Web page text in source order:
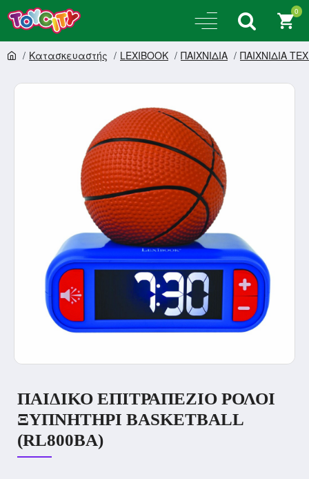
0
Κατασκευαστής LEXIBOOK ΠΑΙΧΝΙΔΙΑ ΠΑΙΧΝΙΔΙΑ
ΠΑΙΔΙΚΟ ΕΠΙΤΡΑΠΕΖΙΟ ΡΟΛΟΙ
ΞΥΠΝΗΤΗΡΙ BASKETBALL
(RL800BA)